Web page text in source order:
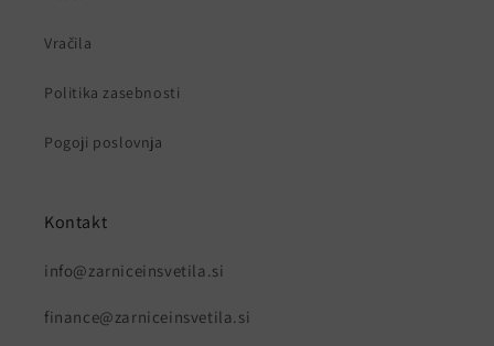
Vračila
Politika zasebnosti
Pogoji poslovnja
Kontakt
info@zarniceinsvetila.si
finance@zarniceinsvetila.si